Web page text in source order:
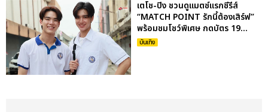
เตโช-ปิง ชวนดูแมตซ์แรกซีรีส์
“MATCH POINT รักนี้ต้องเสิร์ฟ”
พร้อมชมโชว์พิเศษ กดบัตร 19...
บันเทิง